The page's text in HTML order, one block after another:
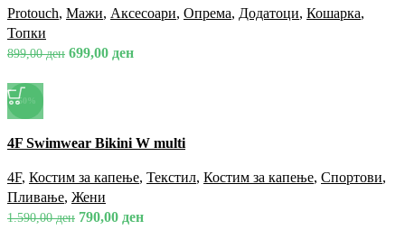
Protouch, Мажи, Аксесоари, Опрема, Додатоци, Кошарка,
Топки
899,00ден 699,00 ден
-50%
Брз преглед
4F Swimwear Bikini W multi
4F, Костим за капење, Текстил, Костим за капење, Спортови,
Пливање, Жени
1.590,00ден 790,00 ден